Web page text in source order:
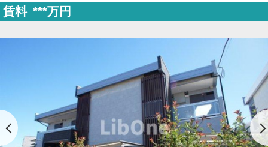
賃料 ***万円